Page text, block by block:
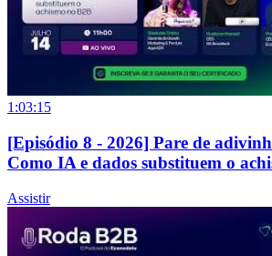
1:03:15
[Episódio 8 - 2026] Pare de
Como IA e dados substituem o
Assistir